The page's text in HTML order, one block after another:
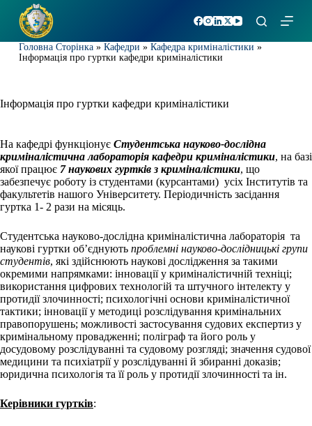
П
й
д
о
і
с
т
у
Головна Сторінка» Кафедри » Кафедра криміналістики »
Інформація про гуртки кафедри криміналістики
Інформація про гуртки кафедри криміналістики
На кафедрі функціонує Студентська науково-дослідна
криміналістична лабораторія кафедри криміналістики, на базі
якої працює 7 наукових гуртків з криміналістики, що
забезпечує роботу із студентами (курсантами) усіх Інститутів та
факультетів нашого Університету. Періодичність засідання
гуртка 1- 2 рази на місяць.
Студентська науково-дослідна криміналістична лабораторія та
наукові гуртки об’єднують проблемні науково-дослідницькі групи
студентів, які здійснюють наукові дослідження за такими
окремими напрямками: інновації у криміналістичній техніці;
використання цифрових технологій та штучного інтелекту у
протидії злочинності; психологічні основи криміналістичної
тактики; інновації у методиці розслідування кримінальних
правопорушень; можливості застосування судових експертиз у
кримінальному провадженні; поліграф та його роль у
досудовому розслідуванні та судовому розгляді; значення судової
медицини та психіатрії у розслідуванні й збиранні доказів;
юридична психологія та її роль у протидії злочинності та ін.
Керівники гуртків: